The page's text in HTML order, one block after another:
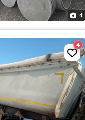
4
4